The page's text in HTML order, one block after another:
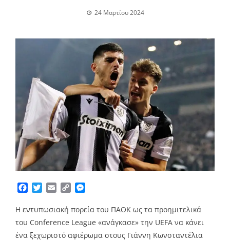
24 Μαρτίου 2024
Facebook
TwitterEmailCopy
Η εντυπωσιακή πορεία του ΠΑΟΚ ως τα προημιτελικά
του Conference League «ανάγκασε» την UEFA να κάνει
ένα ξεχωριστό αφιέρωμα στους Γιάννη Κωνσταντέλια